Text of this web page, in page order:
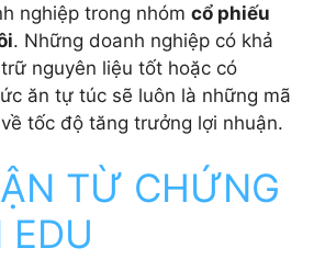
nghiệp trong nhóm cổ phiếu
. Những doanh nghiệp có khả
nguyên liệu tốt hoặc có
ăn tự túc sẽ luôn là những mã
tốc độ tăng trưởng lợi nhuận.
TỪ CHỨNG
EDU